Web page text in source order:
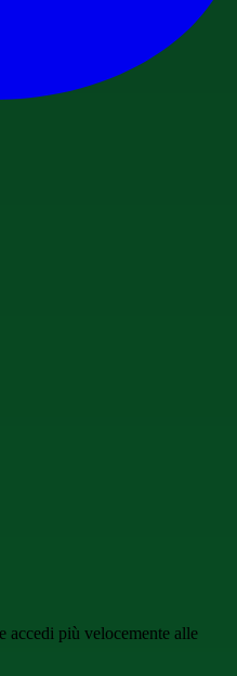
accedi più velocemente alle